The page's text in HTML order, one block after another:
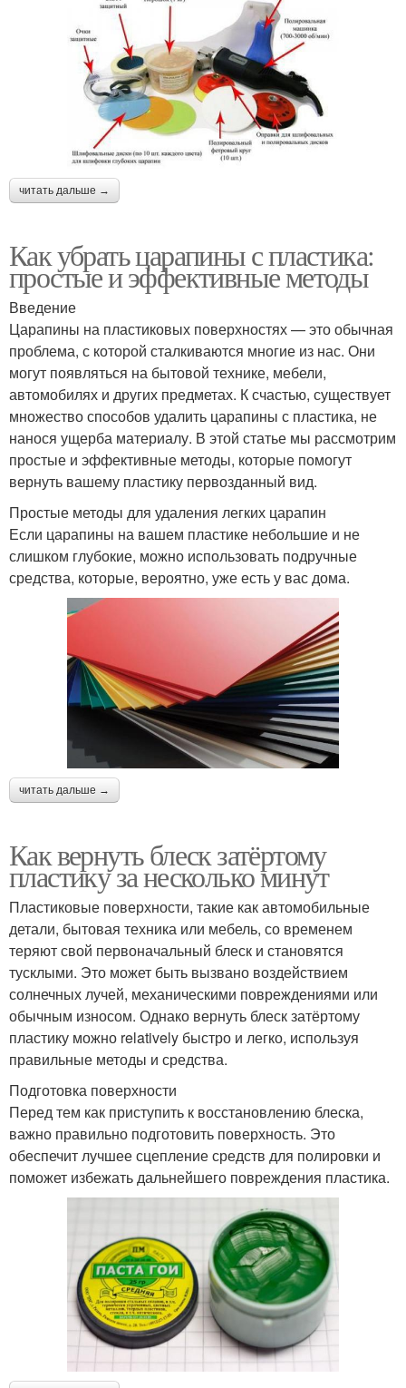
читать дальше →
Как убрать царапины с пластика:
простые и эффективные методы
Введение
Царапины на пластиковых поверхностях — это обычная
проблема, с которой сталкиваются многие из нас. Они
могут появляться на бытовой технике, мебели,
автомобилях и других предметах. К счастью, существует
множество способов удалить царапины с пластика, не
нанося ущерба материалу. В этой статье мы рассмотрим
простые и эффективные методы, которые помогут
вернуть вашему пластику первозданный вид.
Простые методы для удаления легких царапин
Если царапины на вашем пластике небольшие и не
слишком глубокие, можно использовать подручные
средства, которые, вероятно, уже есть у вас дома.
читать дальше →
Как вернуть блеск затёртому
пластику за несколько минут
Пластиковые поверхности, такие как автомобильные
детали, бытовая техника или мебель, со временем
теряют свой первоначальный блеск и становятся
тусклыми. Это может быть вызвано воздействием
солнечных лучей, механическими повреждениями или
обычным износом. Однако вернуть блеск затёртому
пластику можно relatively быстро и легко, используя
правильные методы и средства.
Подготовка поверхности
Перед тем как приступить к восстановлению блеска,
важно правильно подготовить поверхность. Это
обеспечит лучшее сцепление средств для полировки и
поможет избежать дальнейшего повреждения пластика.